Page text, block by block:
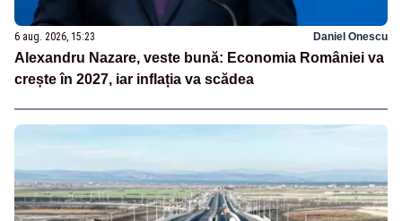
6 aug. 2026, 15:23 Daniel Onescu
Alexandru Nazare, veste bună: Economia României va
crește în 2027, iar inflația va scădea